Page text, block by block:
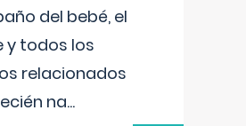
del bebé, el
y todos los
relacionados
na...